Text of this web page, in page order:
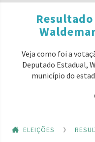
Veja como foi a
Deputado Estadual,
município do
ELEIÇÕES